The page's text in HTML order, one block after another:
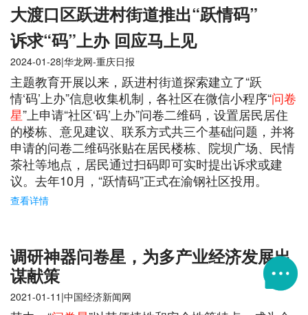
大渡口区跃进村街道推出“跃情码”
诉求“码”上办 回应马上见
2024-01-28|华龙网-重庆日报
主题教育开展以来，跃进村街道探索建立了“跃
情‘码’上办”信息收集机制，各社区在微信小程序“问卷
星”上申请“社区‘码’上办”问卷二维码，设置居民居住
的楼栋、意见建议、联系方式共三个基础问题，并将
申请的问卷二维码张贴在居民楼栋、院坝广场、民情
茶社等地点，居民通过扫码即可实时提出诉求或建
议。去年10月，“跃情码”正式在渝钢社区投用。
查看详情
调研神器问卷星，为多产业经济发展出
谋献策
2021-01-11|中国经济新闻网
